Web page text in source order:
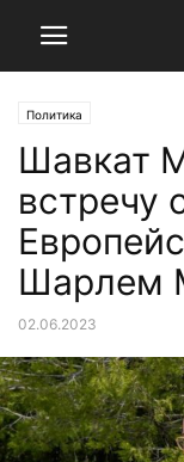
Политика
Шавкат
встречу
Шарлем
02.06.2023